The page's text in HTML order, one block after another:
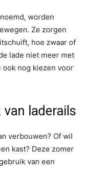
worden
Ze zorgen
hoe zwaar of
lade niet meer met
ook nog kiezen voor
laderails
verbouwen? Of wil
kast? Deze zomer
van een